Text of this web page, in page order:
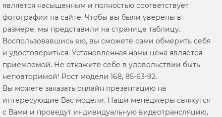
является насыщенным и полностью соответствует
фотографии на сайте. Чтобы вы были уверены в
размере, мы представили на странице таблицу.
Воспользовавшись ею, вы сможете сами обмерить себя
и удостовериться. Установленная нами цена является
приемлемой. Не откажите себе в удовольствии быть
неповторимой! Рост модели 168, 85-63-92.
Вы можете заказать онлайн презентацию на
интересующие Вас модели. Наши менеджеры свяжутся
с Вами и проведут индивидуальную видеотрансляцию,